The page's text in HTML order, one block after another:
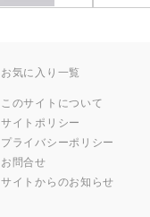
お気に入り一覧
このサイトについて
サイトポリシー
プライバシーポリシー
お問合せ
サイトからのお知らせ